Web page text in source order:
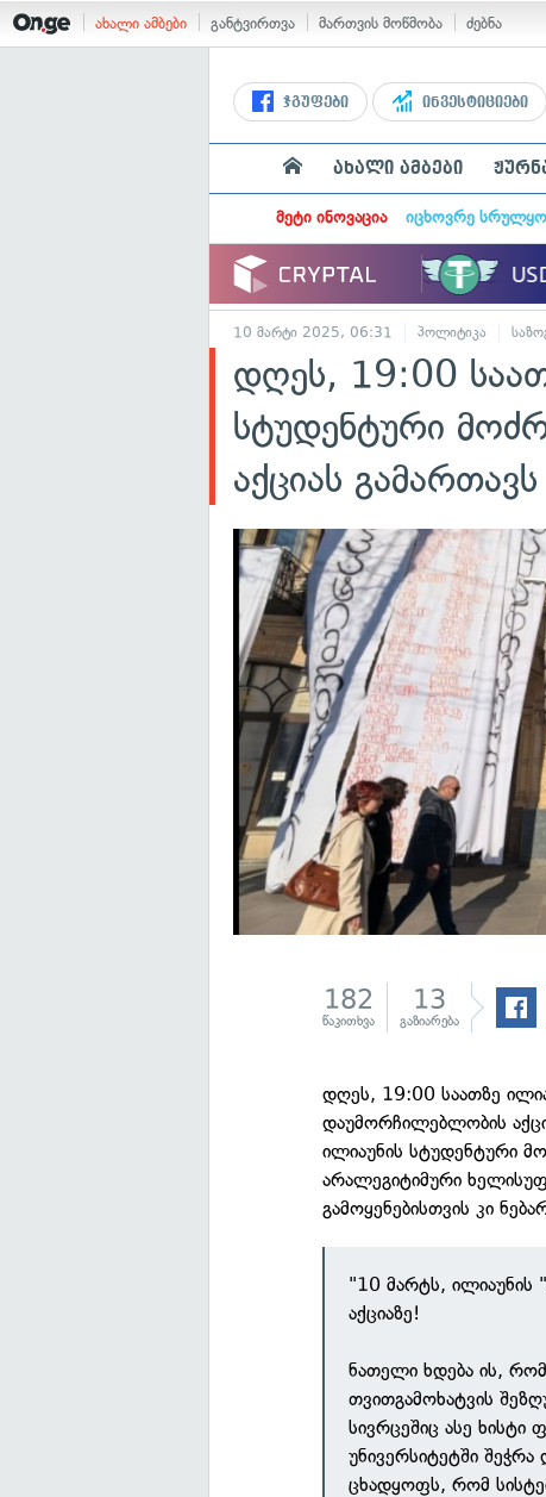
ახალი ამბები განტვირთვა მართვის მოწმობა ძებნა
ჯგუფები ინვესტიციები
ახალი ამბები
მეტი ინოვაცია იცხოვრე
10 მარტი 2025, 06:31 პოლიტიკა
დღეს, 19:00
სტუდენტური
აქციას გამართავს
182
წაკითხვა
13
გაზიარება
დღეს, 19:00 საათზე
დაუმორჩილებლობის
ილიაუნის სტუდენტური
არალეგიტიმური
გამოყენებისთვის კი
"10 მარტს,
აქციაზე!
ნათელი ხდება ის,
თვითგამოხატვის
სივრცეშიც ასე
უნივერსიტეტში
ცხადყოფს, რომ